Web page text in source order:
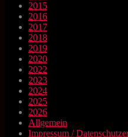
2015
2016
2017
2018
2019
2020
2022
2023
2024
2025
2026
Allgemein
Impressum /